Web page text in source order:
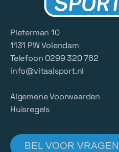
Pieterman 10
1131 PW Volendam
Telefoon 0299 320 762
info@vitaalsport.nl
Algemene Voorwaarden
Huisregels
BEL VOOR VRAGEN